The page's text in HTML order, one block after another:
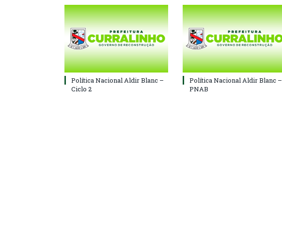
Política Nacional Aldir Blanc –
Ciclo 2
Política Nacional Aldir Blanc –
PNAB